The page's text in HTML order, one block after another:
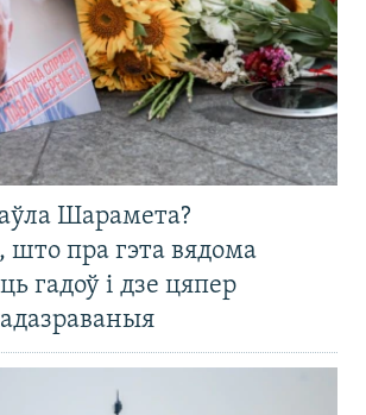
Шарамета?
што пра гэта вядома
гадоў і дзе цяпер